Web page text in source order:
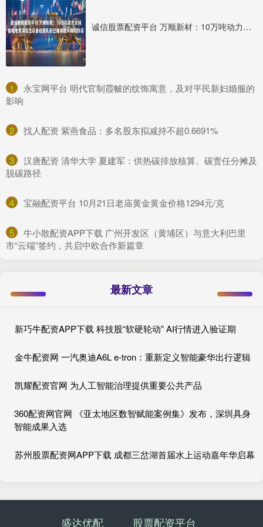
诚信股票配资平台 万顺新材：10万吨动力及储能电池箔项目主设备铝箔轧机已陆续进入调试阶段
1
​永宝网平台 明代官制霞帔的纹饰寓意，及对平民新妇婚服的
影响
2 ​找人配资 紫燕食品：多名股东拟减持不超0.6691%
3
​汉唐配资 清华大学 夏建军：供热碳排放核算、碳责任分摊及
脱碳路径
4 ​宝融配资平台 10月21日老庙黄金黄金价格1294元/克
5
​牛小散配资APP下载 广州开发区（黄埔区）与意大利巴里
市“云端”签约，共启中欧合作新篇章
最新文章
新巧牛配资APP下载 科技股“软硬轮动” AI行情进入验证期
金牛配资网 一汽奥迪A6L e-tron：重新定义智能豪华出行逻辑
凯耀配资官网 为人工智能治理提供重要公共产品
360配资网官网 《亚太地区数智赋能案例集》发布，深圳具身
智能成果入选
苏州股票配资网APP下载 成都三岔湖首届水上运动嘉年华启幕
盛达优配 股票配资平台